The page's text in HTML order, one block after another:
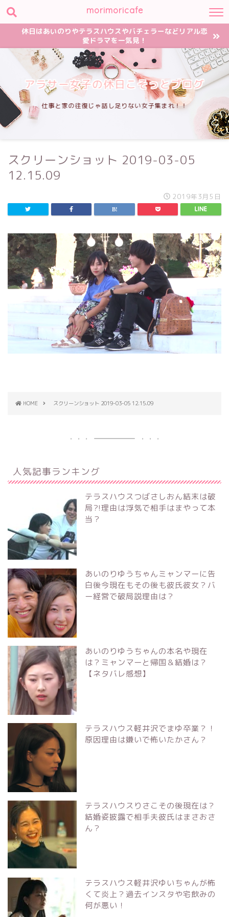
morimoricafe
休日はあいのりやテラスハウスやバチェラーなどリアル恋
愛ドラマを一気見！
アラサー女子の休日こそっとブログ
仕事と家の往復じゃ話し足りない女子集まれ！！
スクリーンショット 2019-03-05
12.15.09
2019年3月5日
HOME スクリーンショット 2019-03-05 12.15.09
人気記事ランキング
テラスハウスつばさしおん結末は破
局?!理由は浮気で相手はまやって本
当？
あいのりゆうちゃんミャンマーに告
白後今現在もその後も彼氏彼女？バ
ー経営で破局説理由は？
あいのりゆうちゃんの本名や現在
は？ミャンマーと帰国＆結婚は？
【ネタバレ感想】
テラスハウス軽井沢でまゆ卒業？！
原因理由は嫌いで怖いたかさん？
テラスハウスりさこその後現在は？
結婚姿披露で相手夫彼氏はまさおさ
ん？
テラスハウス軽井沢ゆいちゃんが怖
くて炎上？過去インスタや宅飲みの
何が悪い！